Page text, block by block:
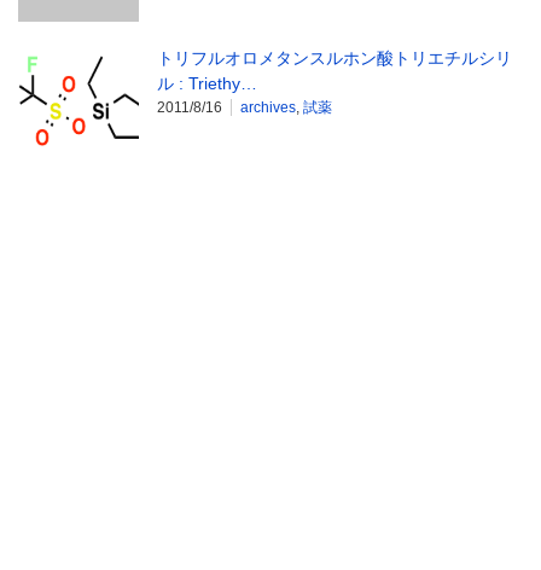
トリフルオロメタンスルホン酸トリエチルシリ
ル : Triethy…
2011/8/16 archives, 試薬